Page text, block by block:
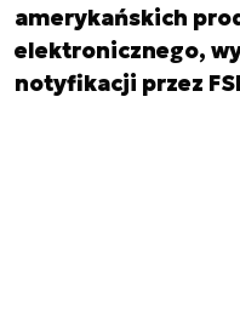
amerykańskich
elektronicznego,
notyfikacji przez